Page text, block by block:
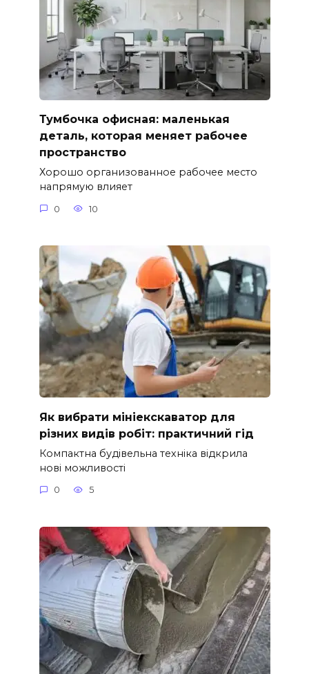
Тумбочка офисная: маленькая
деталь, которая меняет рабочее
пространство
Хорошо организованное рабочее место
напрямую влияет
0 10
Як вибрати мініекскаватор для
різних видів робіт: практичний гід
Компактна будівельна техніка відкрила
нові можливості
0 5